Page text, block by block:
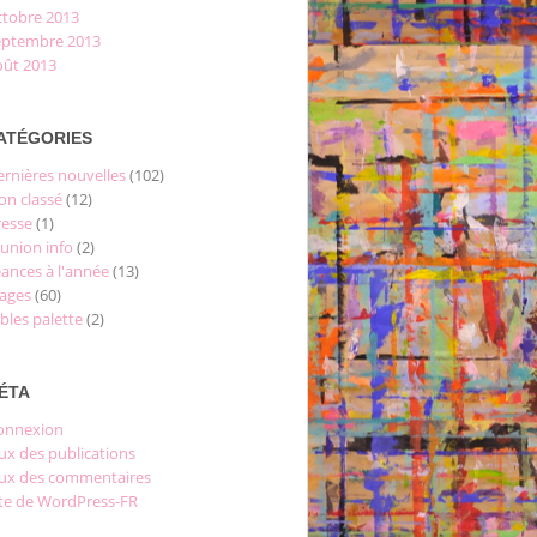
2013
2013
2013
nouvelles(102)
classé(12)
(1)
info (2)
à l'année(13)
(60)
palette(2)
des publications
des commentaires
de WordPress-FR